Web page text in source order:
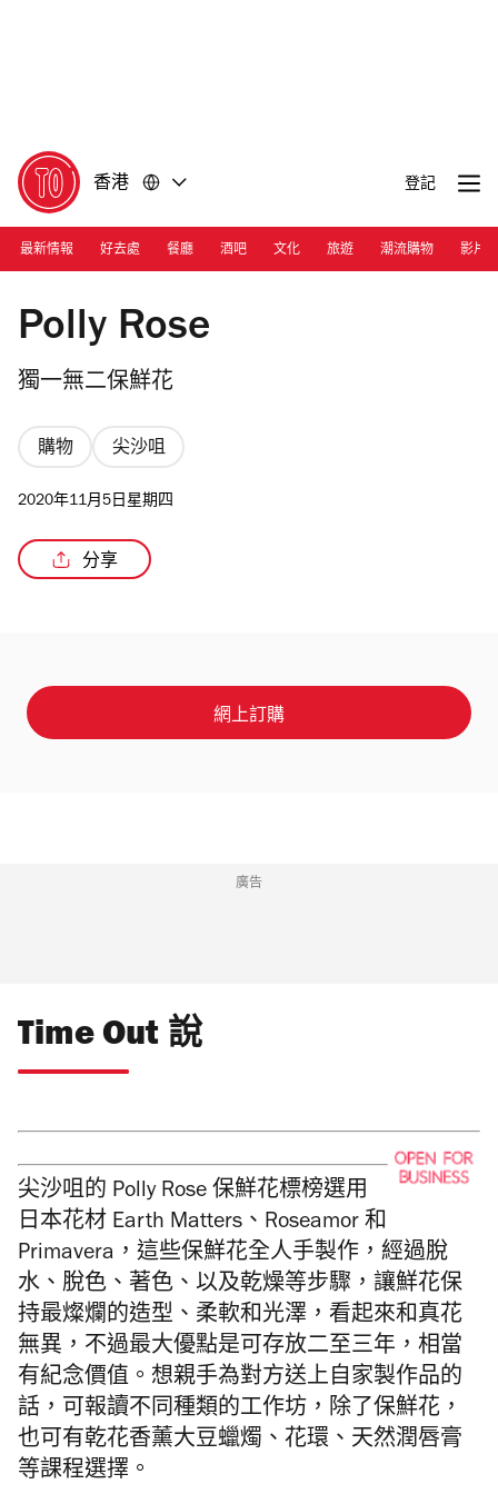
香港 登記
最新情報 好去處 餐廳 酒吧 文化 旅遊 潮流購物 影片
Photograph: Nicholas Wong
Polly Rose
獨一無二保鮮花
購物 尖沙咀
2020年11月5日星期四
分享
網上訂購
廣告
Time Out 說
尖沙咀的 Polly Rose 保鮮花標榜選用
日本花材 Earth Matters、Roseamor 和
Primavera，這些保鮮花全人手製作，經過脫
水、脫色、著色、以及乾燥等步驟，讓鮮花保
持最燦爛的造型、柔軟和光澤，看起來和真花
無異，不過最大優點是可存放二至三年，相當
有紀念價值。想親手為對方送上自家製作品的
話，可報讀不同種類的工作坊，除了保鮮花，
也可有乾花香薰大豆蠟燭、花環、天然潤唇膏
等課程選擇。